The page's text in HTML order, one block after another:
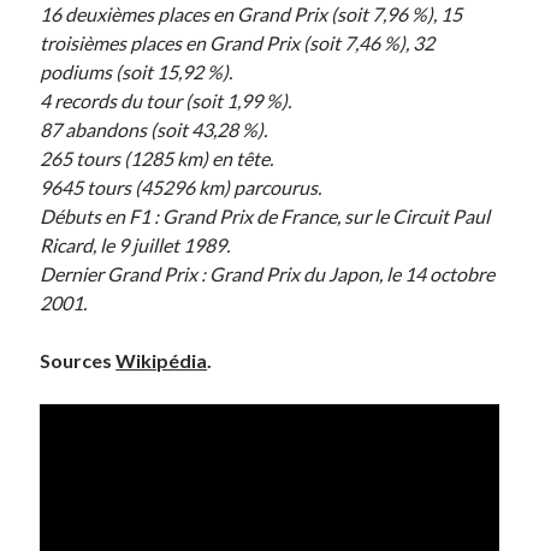
16 deuxièmes places en Grand Prix (soit 7,96 %), 15
troisièmes places en Grand Prix (soit 7,46 %), 32
podiums (soit 15,92 %).
4 records du tour (soit 1,99 %).
87 abandons (soit 43,28 %).
265 tours (1285 km) en tête.
9645 tours (45296 km) parcourus.
Débuts en F1 : Grand Prix de France, sur le Circuit Paul
Ricard, le 9 juillet 1989.
Dernier Grand Prix : Grand Prix du Japon, le 14 octobre
2001.
SourcesWikipédia